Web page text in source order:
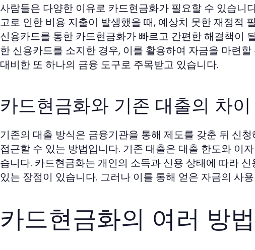
사람들은 다양한 이유로 카드현금화가 필요할 수 있습니
고로 인한 비용 지출이 발생했을 때, 예상치 못한 재정적
신용카드를 통한 카드현금화가 빠르고 간편한 해결책이
한 신용카드를 소지한 경우, 이를 활용하여 자금을 마련
대비한 또 하나의 금융 도구로 주목받고 있습니다.
카드현금화와 기존 대출의 차이
기존의 대출 방식은 금융기관을 통해 제도를 갖춘 뒤 신
접근할 수 있는 방법입니다. 기존 대출은 대출 한도와 이
습니다. 카드현금화는 개인의 소득과 신용 상태에 따라
있는 장점이 있습니다. 그러나 이를 통해 얻은 자금의 사
카드현금화의 여러 방법